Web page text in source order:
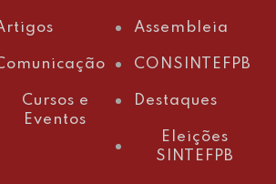
Assembleia
CONSINTEFPB
Cursos e
Eventos
Destaques
Eleições
SINTEFPB